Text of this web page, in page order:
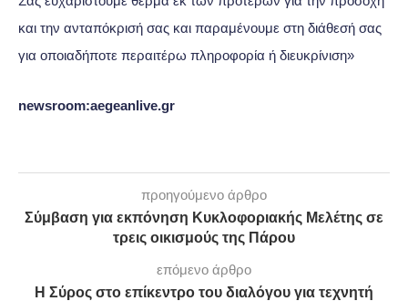
και την ανταπόκρισή σας και παραμένουμε στη διάθεσή σας
για οποιαδήποτε περαιτέρω πληροφορία ή διευκρίνιση»
newsroom:aegeanlive.gr
προηγούμενο άρθρο
Σύμβαση για εκπόνηση Κυκλοφοριακής Μελέτης σε
τρεις οικισμούς της Πάρου
επόμενο άρθρο
Η Σύρος στο επίκεντρο του διαλόγου για τεχνητή